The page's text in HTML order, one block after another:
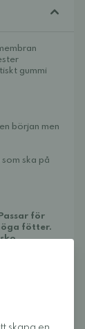
gummi
början men
ska på
för
fötter.
och storlek
alla